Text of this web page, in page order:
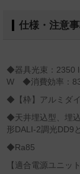
仕様・注意
◆器具光束：
W ◆消費効率：
◆【枠】アルミダ
◆天井埋込型、埋
形DALI-2調光DD9
◆Ra85
【適合電源ユニッ